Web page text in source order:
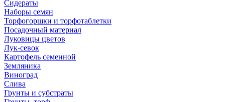
Сидераты
Наборы семян
Торфогоршки и торфотаблетки
Посадочный материал
Луковицы цветов
Лук-севок
Картофель семенной
Земляника
Виноград
Слива
Грунты и субстраты